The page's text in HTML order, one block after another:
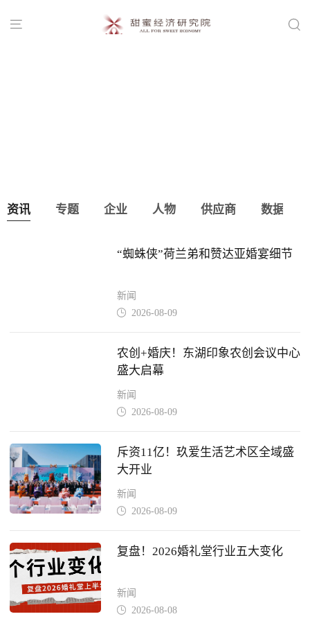
 
资讯 专题 企业 人物 供应商 数据
“蜘蛛侠”荷兰弟和赞达亚婚宴细节
新闻
 2026-08-09
农创+婚庆！东湖印象农创会议中心
盛大启幕
新闻
 2026-08-09
斥资11亿！玖爱生活艺术区全域盛
大开业
新闻
 2026-08-09
复盘！2026婚礼堂行业五大变化
新闻
 2026-08-08